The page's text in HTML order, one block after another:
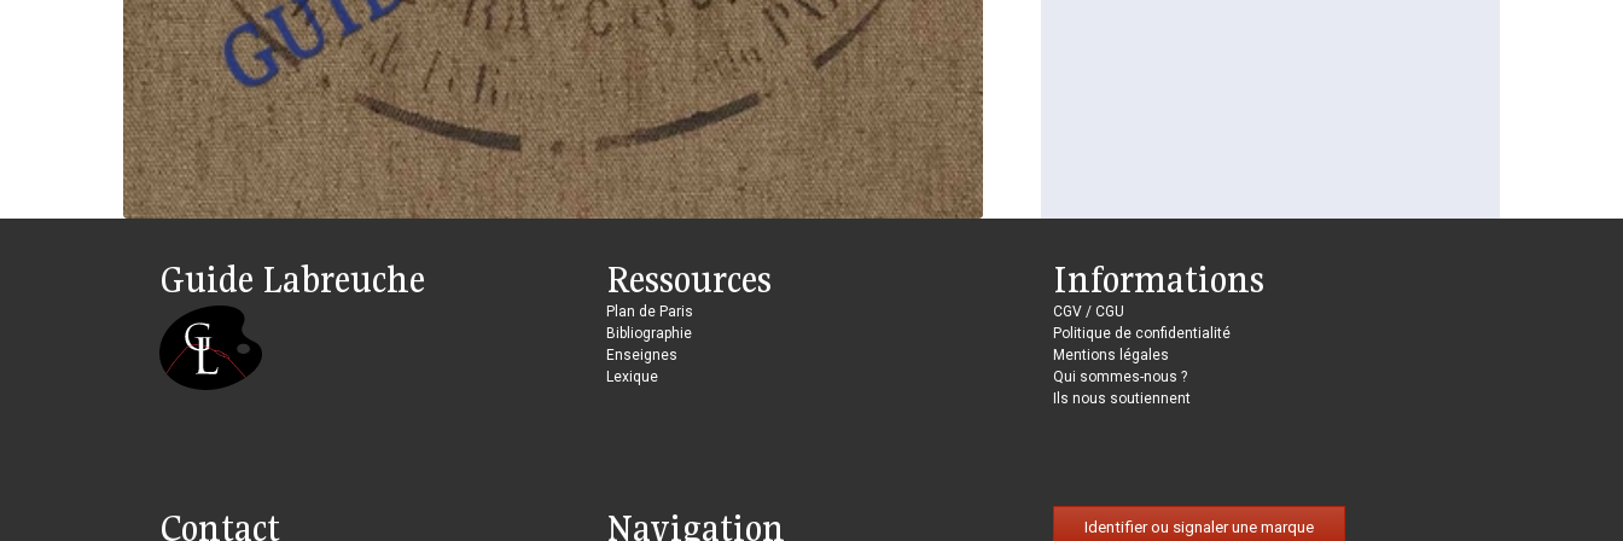
Guide Labreuche Ressources
Plan de Paris
Bibliographie
Enseignes
Lexique
Informations
CGV / CGU
Politique de confidentialité
Mentions légales
Qui sommes-nous ?
Ils nous soutiennent
Contact Navigation Identifier ou signaler une marque